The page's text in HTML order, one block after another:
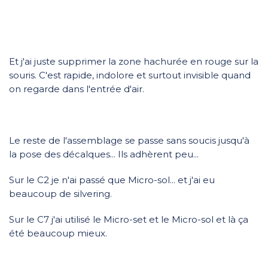
Et j'ai juste supprimer la zone hachurée en rouge sur la
souris. C'est rapide, indolore et surtout invisible quand
on regarde dans l'entrée d'air.
Le reste de l'assemblage se passe sans soucis jusqu'à
la pose des décalques... Ils adhèrent peu...
Sur le C2 je n'ai passé que Micro-sol... et j'ai eu
beaucoup de silvering.
Sur le C7 j'ai utilisé le Micro-set et le Micro-sol et là ça
été beaucoup mieux.